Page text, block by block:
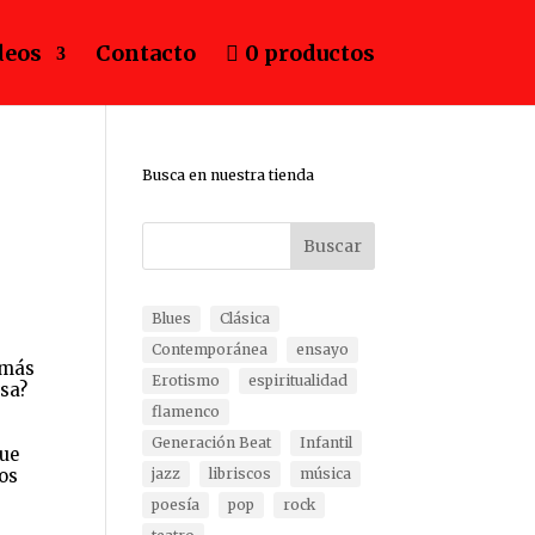
Contacto 0 productos
Busca en nuestra tienda
Buscar
Blues
Clásica
Contemporánea
ensayo
Erotismo
espiritualidad
flamenco
Generación Beat
Infantil
jazz
libriscos
música
poesía
pop
rock